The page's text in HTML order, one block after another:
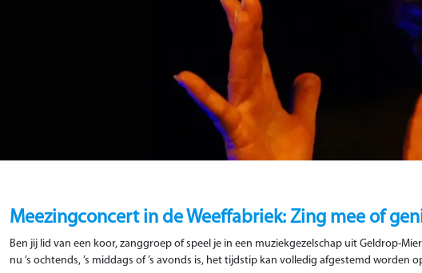
Meezingconcert in de Weeffabriek: Zing mee of
Ben jij lid van een koor, zanggroep of speel je in een muziekgezelschap uit Geldrop-
nu ’s ochtends, ’s middags of ’s avonds is, het tijdstip kan volledig afgestemd